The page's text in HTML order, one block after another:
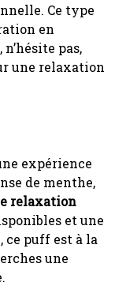
Ce type
en
pas,
une relaxation
expérience
de menthe,
relaxation
et une
ce puff est à la
une